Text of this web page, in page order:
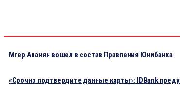
Мгер Ананян вошел в состав Правления Юнибанка
«Срочно подтвердите данные карты»: IDBank